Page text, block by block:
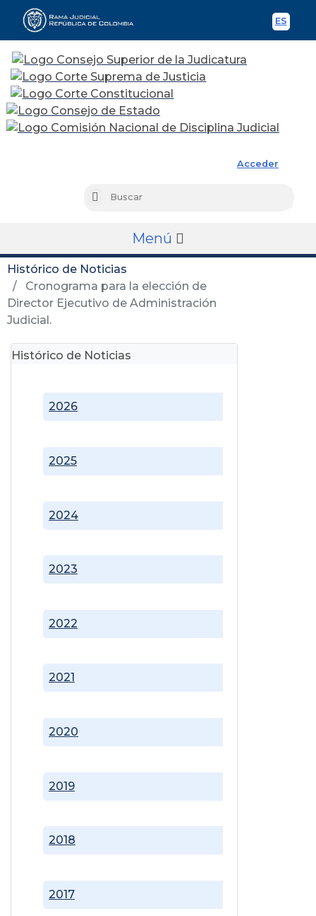
ES
Acceder
Buscar
Menú
Histórico de Noticias
Cronograma para la elección de
Director Ejecutivo de Administración
Judicial.
Histórico de Noticias
2017
2018
2019
2020
2021
2022
2023
2024
2025
2026